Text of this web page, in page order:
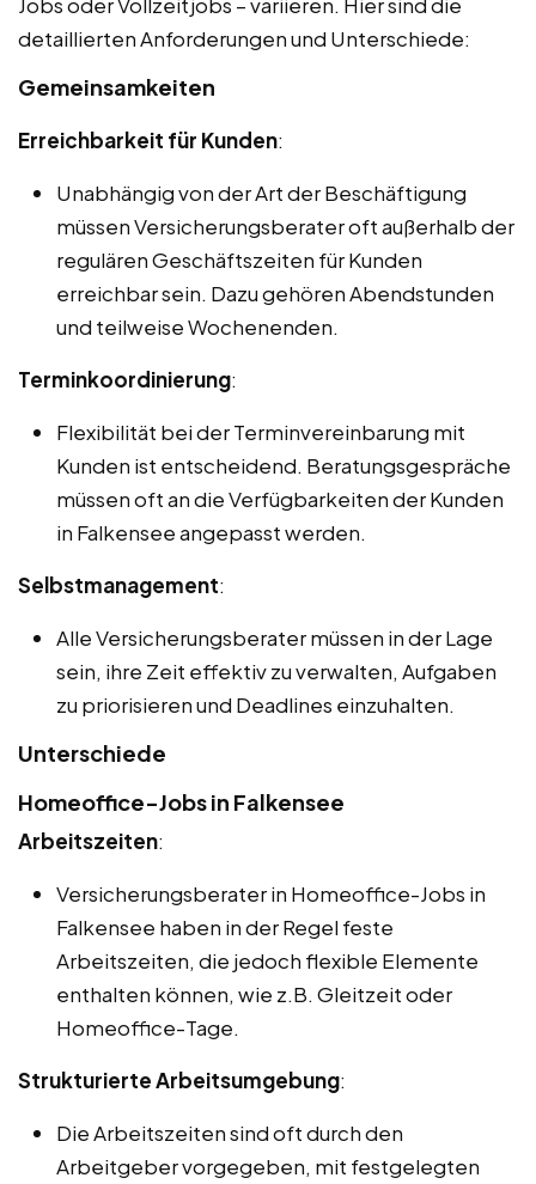
detaillierten Anforderungen und Unterschiede:
Gemeinsamkeiten
Erreichbarkeit für Kunden:
Unabhängig von der Art der Beschäftigung
müssen Versicherungsberater oft außerhalb der
regulären Geschäftszeiten für Kunden
erreichbar sein. Dazu gehören Abendstunden
und teilweise Wochenenden.
Terminkoordinierung:
Flexibilität bei der Terminvereinbarung mit
Kunden ist entscheidend. Beratungsgespräche
müssen oft an die Verfügbarkeiten der Kunden
in Falkensee angepasst werden.
Selbstmanagement:
Alle Versicherungsberater müssen in der Lage
sein, ihre Zeit effektiv zu verwalten, Aufgaben
zu priorisieren und Deadlines einzuhalten.
Unterschiede
Homeoffice-Jobs in Falkensee
Arbeitszeiten:
Versicherungsberater in Homeoffice-Jobs in
Falkensee haben in der Regel feste
Arbeitszeiten, die jedoch flexible Elemente
enthalten können, wie z.B. Gleitzeit oder
Homeoffice-Tage.
Strukturierte Arbeitsumgebung:
Die Arbeitszeiten sind oft durch den
Arbeitgeber vorgegeben, mit festgelegten